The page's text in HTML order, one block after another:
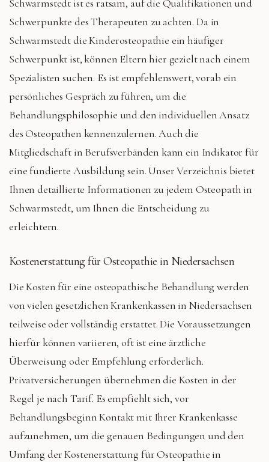
Schwarmstedt ist es ratsam, auf die Qualifikationen und
Schwerpunkte des Therapeuten zu achten. Da in
Schwarmstedt die Kinderosteopathie ein häufiger
Schwerpunkt ist, können Eltern hier gezielt nach einem
Spezialisten suchen. Es ist empfehlenswert, vorab ein
persönliches Gespräch zu führen, um die
Behandlungsphilosophie und den individuellen Ansatz
des Osteopathen kennenzulernen. Auch die
Mitgliedschaft in Berufsverbänden kann ein Indikator für
eine fundierte Ausbildung sein. Unser Verzeichnis bietet
Ihnen detaillierte Informationen zu jedem Osteopath in
Schwarmstedt, um Ihnen die Entscheidung zu
erleichtern.
Kostenerstattung für Osteopathie in Niedersachsen
Die Kosten für eine osteopathische Behandlung werden
von vielen gesetzlichen Krankenkassen in Niedersachsen
teilweise oder vollständig erstattet. Die Voraussetzungen
hierfür können variieren, oft ist eine ärztliche
Überweisung oder Empfehlung erforderlich.
Privatversicherungen übernehmen die Kosten in der
Regel je nach Tarif. Es empfiehlt sich, vor
Behandlungsbeginn Kontakt mit Ihrer Krankenkasse
aufzunehmen, um die genauen Bedingungen und den
Umfang der Kostenerstattung für Osteopathie in